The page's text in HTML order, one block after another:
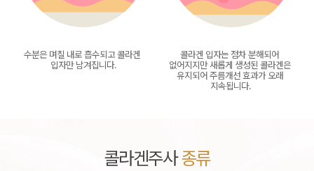
수분은 며칠 내로 흡수되고 콜라겐
입자만 남겨집니다.
콜라겐 입자는 점차 분해되어
없어지지만 새롭게 생성된 콜라겐은
유지되어 주름개선 효과가 오래
지속됩니다.
콜라겐주사종류